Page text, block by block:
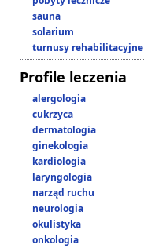
sauna
solarium
turnusy rehabilitacyjne
Profile leczenia
alergologia
cukrzyca
dermatologia
ginekologia
kardiologia
laryngologia
narząd ruchu
neurologia
okulistyka
onkologia